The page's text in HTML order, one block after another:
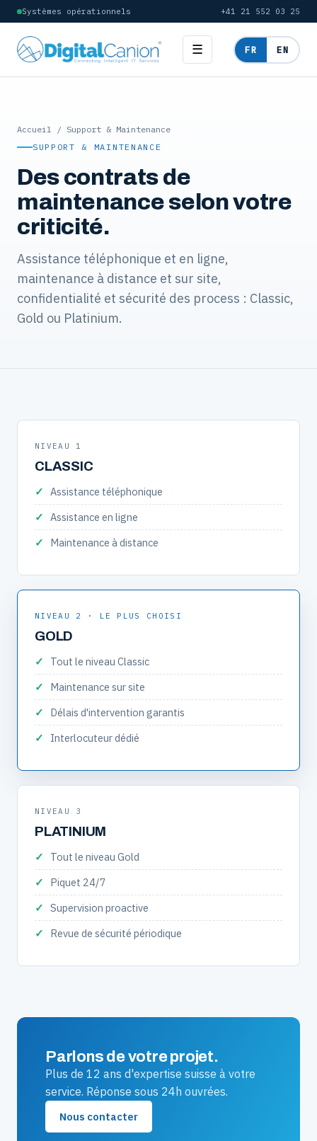
Systèmes opérationnels +41 21 552 03 25
☰ FR EN
Accueil / Support & Maintenance
SUPPORT & MAINTENANCE
Des contrats de
maintenance selon votre
criticité.
Assistance téléphonique et en ligne,
maintenance à distance et sur site,
confidentialité et sécurité des process : Classic,
Gold ou Platinium.
NIVEAU 1
CLASSIC
Assistance téléphonique
Assistance en ligne
Maintenance à distance
NIVEAU 2 · LE PLUS CHOISI
GOLD
Tout le niveau Classic
Maintenance sur site
Délais d'intervention garantis
Interlocuteur dédié
NIVEAU 3
PLATINIUM
Tout le niveau Gold
Piquet 24/7
Supervision proactive
Revue de sécurité périodique
Parlons de votre projet.
Plus de 12 ans d'expertise suisse à votre
service. Réponse sous 24h ouvrées.
Nous contacter